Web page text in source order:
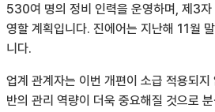
530여 명의 정비 인력을 운영하며, 제3
영할 계획입니다. 진에어는 지난해 11월
니다.
업계 관계자는 이번 개편이 소급 적용되
반의 관리 역량이 더욱 중요해질 것으로